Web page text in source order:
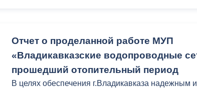
Отчет о проделанной работе МУП
«Владикавказские водопроводные
прошедший отопительный период
В целях обеспечения г.Владикавказа надежным и